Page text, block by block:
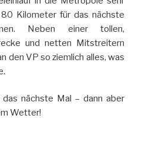
Kilometer für das nächste
Neben einer tollen,
und netten Mitstreitern
den VP so ziemlich alles, was
nächste Mal – dann aber
Wetter!